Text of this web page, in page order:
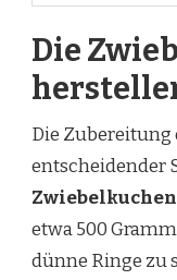
Die
Die
entscheidender
Zwiebelkuchen
etwa 500
dünne Ringe zu